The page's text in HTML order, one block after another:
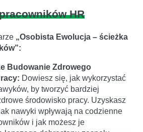
HR
„Osobista Ewolucja – ścieżka
Budowanie Zdrowego
Dowiesz się, jak wykorzystać
by tworzyć bardziej
środowisko pracy. Uzyskasz
nawyki wpływają na codzienne
i jak możesz je